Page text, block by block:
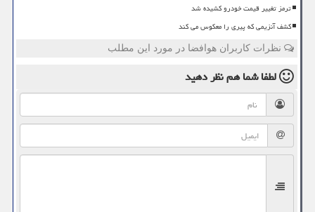
ترمز تغییر قیمت خودرو کشیده شد
کشف آنزیمی که پیری را معکوس می کند
نظرات کاربران هوافضا در مورد این مطلب
لطفا شما همنظر دهید